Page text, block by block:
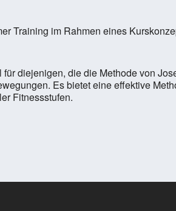
Training im Rahmen eines
diejenigen, die die Methode von
Es bietet eine effektive
Fitnessstufen.